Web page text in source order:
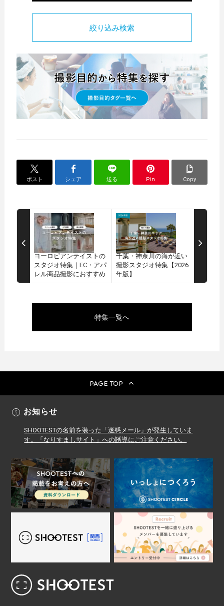
絞り込み検索
ポスト シェア 送る Pin Copy
ヨーロピアンテイストの
スタジオ特集｜EC・アパ
レル商品撮影におすすめ
千葉・神奈川の海が近い
撮影スタジオ特集【2026
年版】
特集一覧へ
PAGE TOP
お知らせ
SHOOTESTの名前を装った「迷惑メール」が発生していま
す。「なりすましサイト」への誘導にご注意ください。